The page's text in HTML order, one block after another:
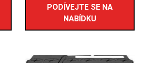
PODÍVEJTE SE NA
NABÍDKU